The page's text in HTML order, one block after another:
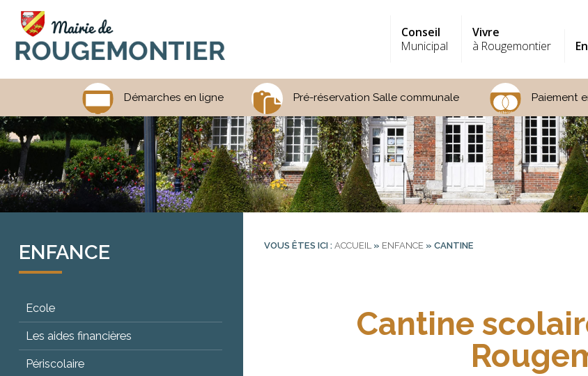
Conseil
Municipal
Vivre
à Rougemontier
ENFANCE
Ecole
Les aides financières
Périscolaire
VOUS ÊTES ICI :ACCUEIL» ENFANCE »CANTINE
Cantine
Démarches en ligne Pré-réservation Salle communale Paiement